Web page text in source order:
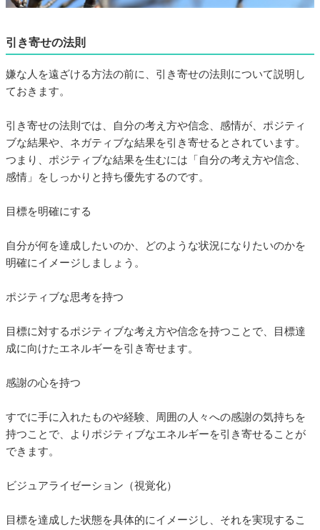
引き寄せの法則
嫌な人を遠ざける方法の前に、引き寄せの法則について説明し
ておきます。
引き寄せの法則では、自分の考え方や信念、感情が、ポジティ
ブな結果や、ネガティブな結果を引き寄せるとされています。
つまり、ポジティブな結果を生むには「自分の考え方や信念、
感情」をしっかりと持ち優先するのです。
目標を明確にする
自分が何を達成したいのか、どのような状況になりたいのかを
明確にイメージしましょう。
ポジティブな思考を持つ
目標に対するポジティブな考え方や信念を持つことで、目標達
成に向けたエネルギーを引き寄せます。
感謝の心を持つ
すでに手に入れたものや経験、周囲の人々への感謝の気持ちを
持つことで、よりポジティブなエネルギーを引き寄せることが
できます。
ビジュアライゼーション（視覚化）
目標を達成した状態を具体的にイメージし、それを実現するこ